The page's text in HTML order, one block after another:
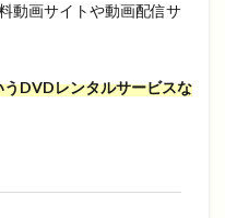
動画サイトや動画配信サ
うDVDレンタルサービスな